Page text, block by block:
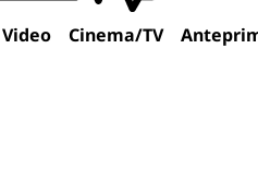
Video Cinema/TV